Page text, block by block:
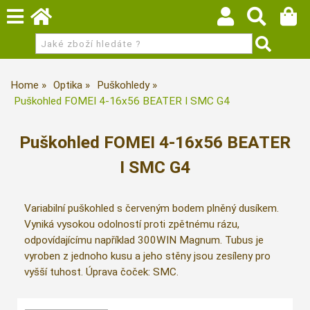
Home Optika
Puškohledy
Puškohled FOMEI 4-16x56 BEATER I SMC G4
Puškohled FOMEI 4-16x56 BEATER
I SMC G4
Variabilní puškohled s červeným bodem plněný dusíkem.
Vyniká vysokou odolností proti zpětnému rázu,
odpovídajícímu například 300WIN Magnum. Tubus je
vyroben z jednoho kusu a jeho stěny jsou zesíleny pro
vyšší tuhost. Úprava čoček: SMC.